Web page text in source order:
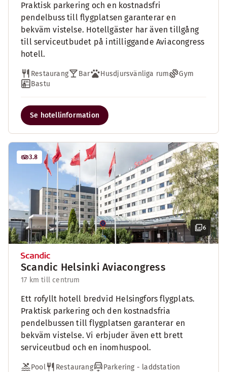
Praktisk parkering och en kostnadsfri
pendelbuss till flygplatsen garanterar en
bekväm vistelse. Hotellgäster har även tillgång
till serviceutbudet på intilliggande Aviacongress
hotell.
Restaurang Bar Husdjursvänliga rum
Gym
Bastu
Se hotellinformation
6
3.8
Scandic Helsinki Aviacongress
17 km till centrum
Ett rofyllt hotell bredvid Helsingfors flygplats.
Praktisk parkering och den kostnadsfria
pendelbussen till flygplatsen garanterar en
bekväm vistelse. Vi erbjuder även ett brett
serviceutbud och en inomhuspool.
Pool Restaurang
Parkering - laddstation